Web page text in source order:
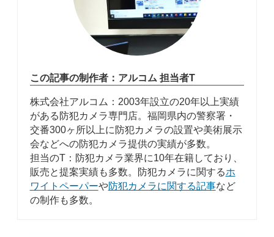
この記事の制作者：アルコム 担当者T
株式会社アルコム：2003年設立の20年以上実績
がある防犯カメラ専門店。福岡県内の警察署・
交番300ヶ所以上に防犯カメラの設置や美術展示
会などへの防犯カメラ提供の実績が多数。
担当のT：防犯カメラ業界に10年在籍しており、
販売と提案実績も多数。防犯カメラに関するホ
ワイトペーパーや防犯カメラに関する記事など
の制作も多数。